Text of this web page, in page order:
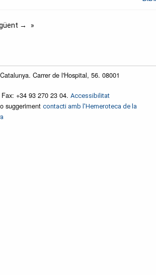
→
Carrer de l'Hospital, 56. 08001
+34 93 270 23 04. Accessibilitat
suggeriment contacti amb l'Hemeroteca de la